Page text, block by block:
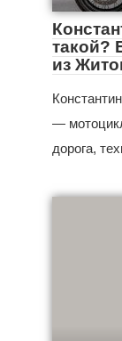
такой?
из
—
дорога,